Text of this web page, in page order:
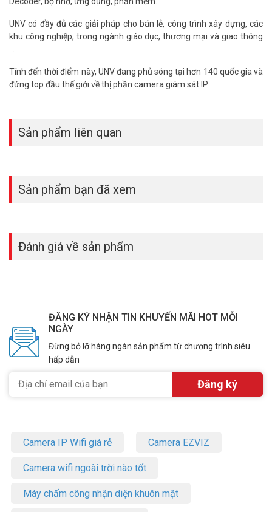
UNV có đầy đủ các giải pháp cho bán lẻ, công trình xây dựng, các
khu công nghiệp, trong ngành giáo dục, thương mại và giao thông
Tính đến thời điểm này, UNV đang phủ sóng tại hơn 140 quốc gia và
đứng top đầu thế giới về thị phần camera giám sát IP.
Sản phẩm liên quan
Sản phẩm bạn đã xem
Đánh giá về sản phẩm
ĐĂNG KÝ NHẬN TIN KHUYẾN MÃI HOT MỖI
NGÀY
Đừng bỏ lỡ hàng ngàn sản phẩm từ chương trình siêu
hấp dẫn
Camera IP Wifi giá rẻ Camera EZVIZ
Camera wifi ngoài trời nào tốt
Máy chấm công nhận diện khuôn mặt